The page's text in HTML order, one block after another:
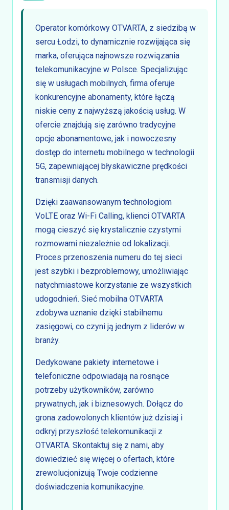
Operator komórkowy OTVARTA, z siedzibą w
sercu Łodzi, to dynamicznie rozwijająca się
marka, oferująca najnowsze rozwiązania
telekomunikacyjne w Polsce. Specjalizując
się w usługach mobilnych, firma oferuje
konkurencyjne abonamenty, które łączą
niskie ceny z najwyższą jakością usług. W
ofercie znajdują się zarówno tradycyjne
opcje abonamentowe, jak i nowoczesny
dostęp do internetu mobilnego w technologii
5G, zapewniającej błyskawiczne prędkości
transmisji danych.
Dzięki zaawansowanym technologiom
VoLTE oraz Wi-Fi Calling, klienci OTVARTA
mogą cieszyć się krystalicznie czystymi
rozmowami niezależnie od lokalizacji.
Proces przenoszenia numeru do tej sieci
jest szybki i bezproblemowy, umożliwiając
natychmiastowe korzystanie ze wszystkich
udogodnień. Sieć mobilna OTVARTA
zdobywa uznanie dzięki stabilnemu
zasięgowi, co czyni ją jednym z liderów w
branży.
Dedykowane pakiety internetowe i
telefoniczne odpowiadają na rosnące
potrzeby użytkowników, zarówno
prywatnych, jak i biznesowych. Dołącz do
grona zadowolonych klientów już dzisiaj i
odkryj przyszłość telekomunikacji z
OTVARTA. Skontaktuj się z nami, aby
dowiedzieć się więcej o ofertach, które
zrewolucjonizują Twoje codzienne
doświadczenia komunikacyjne.